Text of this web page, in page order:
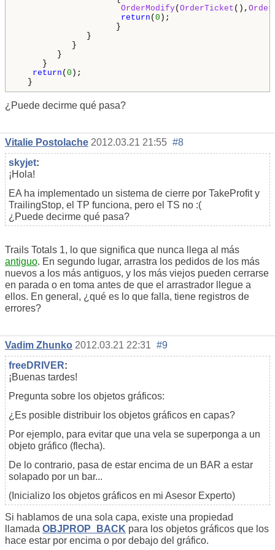
OrderModify( OrderTicket (),
return ( 0 );
}
}
}
}
}
return ( 0 );
}
¿Puede decirme qué pasa?
Vitalie Postolache 2012.03.21 21:55 #8
skyjet:
¡Hola!
EA ha implementado un sistema de cierre por TakeProfit y
TrailingStop, el TP funciona, pero el TS no :(
¿Puede decirme qué pasa?
Trails Totals 1, lo que significa que nunca llega al más
antiguo. En segundo lugar, arrastra los pedidos de los más
nuevos a los más antiguos, y los más viejos pueden cerrarse
en parada o en toma antes de que el arrastrador llegue a
ellos. En general, ¿qué es lo que falla, tiene registros de
errores?
Vadim Zhunko 2012.03.21 22:31 #9
freeDRIVER:
¡Buenas tardes!
Pregunta sobre los objetos gráficos:
¿Es posible distribuir los objetos gráficos en capas?
Por ejemplo, para evitar que una vela se superponga a un
objeto gráfico (flecha).
De lo contrario, pasa de estar encima de un BAR a estar
solapado por un bar...
(Inicializo los objetos gráficos en mi Asesor Experto)
Si hablamos de una sola capa, existe una propiedad
llamada OBJPROP_BACK para los objetos gráficos que los
hace estar por encima o por debajo del gráfico.